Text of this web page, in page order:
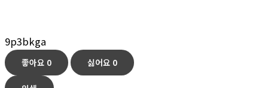
9p3bkga
좋아요 0 싫어요 0